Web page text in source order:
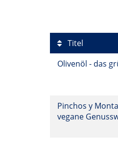
Titel
Olivenöl - das
Pinchos y
vegane